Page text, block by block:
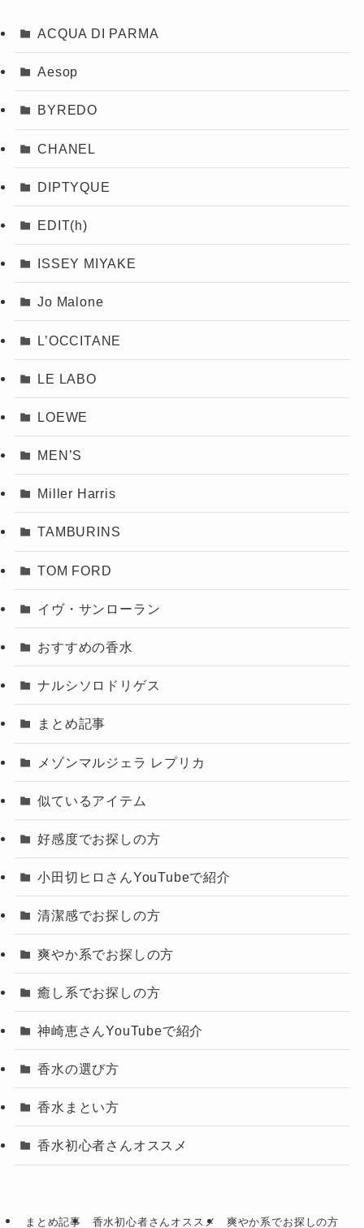
ACQUA DI PARMA
Aesop
BYREDO
CHANEL
DIPTYQUE
EDIT(h)
ISSEY MIYAKE
Jo Malone
L’OCCITANE
LE LABO
LOEWE
MEN’S
Miller Harris
TAMBURINS
TOM FORD
イヴ・サンローラン
おすすめの香水
ナルシソロドリゲス
まとめ記事
メゾンマルジェラ レプリカ
似ているアイテム
好感度でお探しの方
小田切ヒロさんYouTubeで紹介
清潔感でお探しの方
爽やか系でお探しの方
癒し系でお探しの方
神崎恵さんYouTubeで紹介
香水の選び方
香水まとい方
香水初心者さんオススメ
まとめ記事 香水初心者さんオススメ 爽やか系でお探しの方